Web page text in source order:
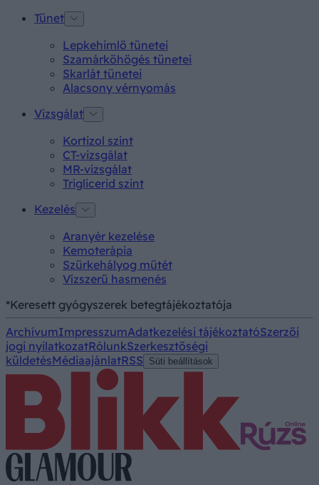
Tünet
Lepkehimlő tünetei
Szamárköhögés tünetei
Skarlát tünetei
Alacsony vérnyomás
Vizsgálat
Kortizol szint
CT-vizsgálat
MR-vizsgálat
Triglicerid szint
Kezelés
Aranyér kezelése
Kemoterápia
Szürkehályog műtét
Vízszerű hasmenés
*Keresett gyógyszerek betegtájékoztatója
ArchívumImpresszumAdatkezelési tájékoztatóSzerzői
jogi nyilatkozatRólunkSzerkesztőségi
küldetésMédiaajánlatRSS Süti beállítások